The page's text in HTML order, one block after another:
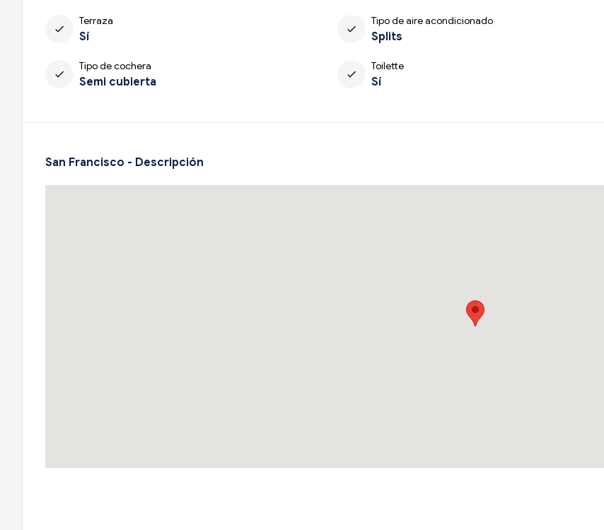
check
Terraza
Sí
check
Tipo de aire acondicionado
Splits
check
Tipo de cochera
Semi cubierta
check
Toilette
Sí
San Francisco - Descripción